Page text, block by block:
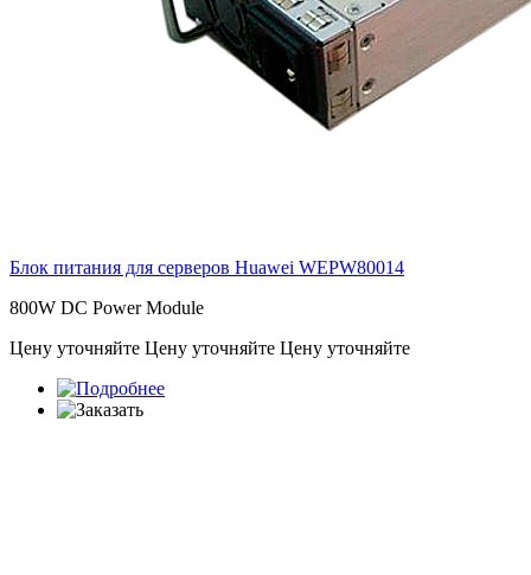
Блок питания для серверов Huawei WEPW80014
800W DC Power Module
Цену уточняйте Цену уточняйте Цену уточняйте